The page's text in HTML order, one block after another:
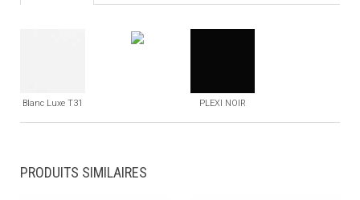
Blanc Luxe T31 PLEXI NOIR
PRODUITS SIMILAIRES